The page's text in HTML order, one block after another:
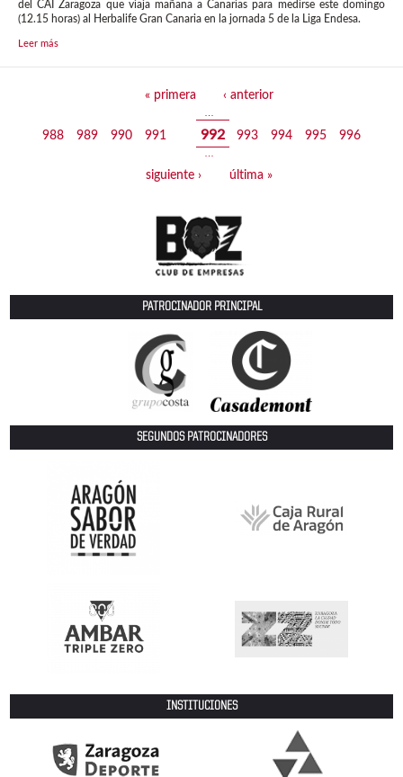
del CAI Zaragoza que viaja mañana a Canarias para medirse este domingo
(12.15 horas) al Herbalife Gran Canaria en la jornada 5 de la Liga Endesa.
Leer más
« primera ‹ anterior
988 989 990 991 992 993 994 995 996
siguiente › última »
PATROCINADOR PRINCIPAL
SEGUNDOS PATROCINADORES
INSTITUCIONES